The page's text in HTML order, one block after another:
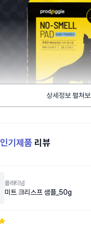
상세정보 펼쳐
인기제품 리뷰
플래티넘
미트 크리스프 샘플_50g